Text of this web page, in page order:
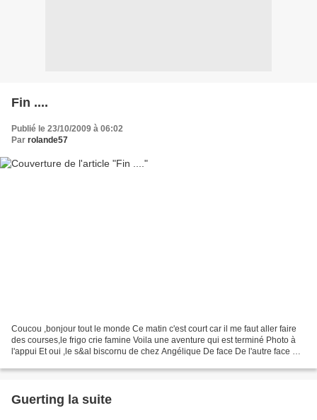
Fin ....
Publié le 23/10/2009 à 06:02
Par rolande57
Coucou ,bonjour tout le monde Ce matin c'est court car il me faut aller faire
des courses,le frigo crie famine Voila une aventure qui est terminé Photo à
l'appui Et oui ,le s&al biscornu de chez Angélique De face De l'autre face Et
Guerting la suite